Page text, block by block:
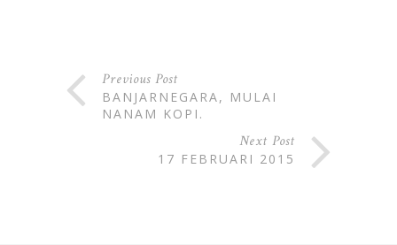
Previous Post
BANJARNEGARA, MULAI
NANAM KOPI.
Next Post
17 FEBRUARI 2015